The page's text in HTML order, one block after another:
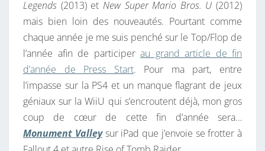
Legends (2013) et New Super Mario Bros. U (2012)
mais bien loin des nouveautés. Pourtant comme
chaque année je me suis penché sur le Top/Flop de
l’année afin de participer au grand article de fin
d’année de Press Start. Pour ma part, entre
l’impasse sur la PS4 et un manque flagrant de jeux
géniaux sur la WiiU qui s’encroutent déjà, mon gros
coup de cœur de cette fin d’année sera…
Monument Valleysur iPad que j’envoie se frotter à